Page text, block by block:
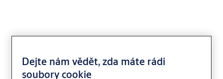
Dejte nám vědět, zda máte rádi
soubory cookie